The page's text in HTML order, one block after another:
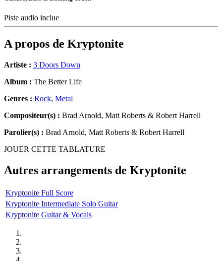
Piste audio inclue
A propos de Kryptonite
Artiste : 3 Doors Down
Album : The Better Life
Genres : Rock, Metal
Compositeur(s) : Brad Arnold, Matt Roberts & Robert Harrell
Parolier(s) : Brad Arnold, Matt Roberts & Robert Harrell
JOUER CETTE TABLATURE
Autres arrangements de Kryptonite
Kryptonite Full Score
Kryptonite Intermediate Solo Guitar
Kryptonite Guitar & Vocals